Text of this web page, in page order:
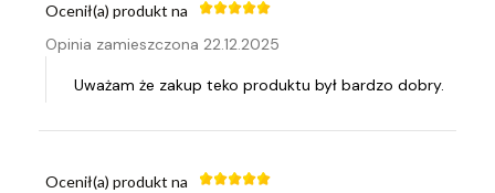
Ocenił(a) produkt na
Opinia zamieszczona 22.12.2025
Uważam że zakup teko produktu był bardzo dobry.
Ocenił(a) produkt na